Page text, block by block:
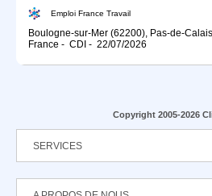
Emploi France Travail
Boulogne-sur-Mer (62200), Pas-de-
France - CDI - 22/07/2026
Copyright 2005-2026
SERVICES